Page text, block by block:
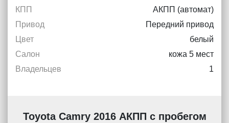
КПП
АКПП (автомат)
Привод
Передний привод
Цвет
белый
Салон
кожа 5 мест
Владельцев
1
Toyota Camry 2016 АКПП с пробегом